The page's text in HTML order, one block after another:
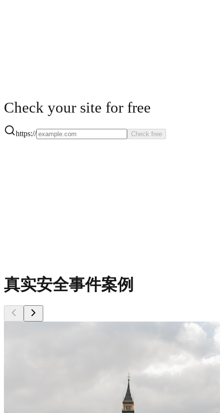
Check your site for free
https:// Check free
真实安全事件案例